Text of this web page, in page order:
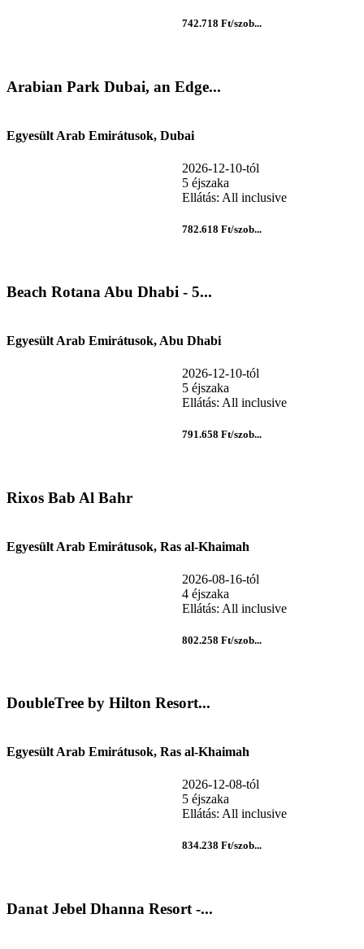
742.718 Ft/szob...
Arabian Park Dubai, an Edge...
Egyesült Arab Emirátusok, Dubai
2026-12-10-tól
5 éjszaka
Ellátás: All inclusive
782.618 Ft/szob...
Beach Rotana Abu Dhabi - 5...
Egyesült Arab Emirátusok, Abu Dhabi
2026-12-10-tól
5 éjszaka
Ellátás: All inclusive
791.658 Ft/szob...
Rixos Bab Al Bahr
Egyesült Arab Emirátusok, Ras al-Khaimah
2026-08-16-tól
4 éjszaka
Ellátás: All inclusive
802.258 Ft/szob...
DoubleTree by Hilton Resort...
Egyesült Arab Emirátusok, Ras al-Khaimah
2026-12-08-tól
5 éjszaka
Ellátás: All inclusive
834.238 Ft/szob...
Danat Jebel Dhanna Resort -...